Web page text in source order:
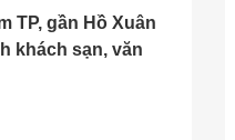
TP, gần Hồ Xuân
khách sạn, văn